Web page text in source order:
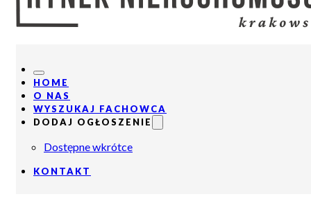
HOME
O NAS
WYSZUKAJ FACHOWCA
DODAJ OGŁOSZENIE
Dostępne wkrótce
KONTAKT